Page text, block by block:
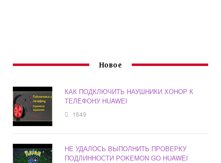
Новое
КАК ПОДКЛЮЧИТЬ НАУШНИКИ ХОНОР К
ТЕЛЕФОНУ HUAWEI
1649
НЕ УДАЛОСЬ ВЫПОЛНИТЬ ПРОВЕРКУ
ПОДЛИННОСТИ POKEMON GO HUAWEI